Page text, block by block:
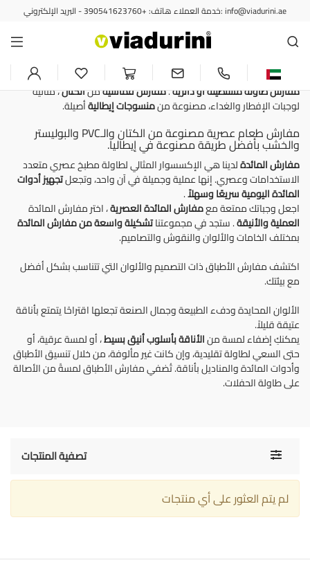
خدمة العملاء هاتف: +390541623760 - البريد الإلكتروني: info@viadurini.ae
مفارش المائدة والمطبخ
مفارش طعام أنيقة من الكتان
الإيطالي لطاولة الطعام
مفارش طاولةمستطيلة أو دائرية.مفارش قماشيةمنالكتان، مثالية
لوجبات الإفطار والغداء، مصنوعة منمنسوجات إيطاليةأصيلة.
مفارش طعام عصرية مصنوعة من الكتان والـPVC والبوليستر
والخشب بأفضل طريقة مصنوعة في إيطاليا.
مفارش المائدةلدينا هي الإكسسوار المثالي لطاولة مطبخ عصري متعدد
الاستخدامات وعصري. إنها عملية وجميلة في آن واحد، وتجعلتجهيز أدوات
المائدة اليومية سريعًا وسهلاً.
اجعل وجباتك ممتعة معمفارش المائدة العصرية، اختر مفارش المائدة
العملية والأنيقة. ستجد في مجموعتناتشكيلة واسعة من مفارش المائدة
بمختلف الخامات والألوان والنقوش والتصاميم.
اكتشف مفارش الأطباق ذات التصميم والألوان التي تتناسب بشكل أفضل
مع بيئتك.
الألوان المحايدة ودفء الطبيعة وجمال الصنعة تجعلها اقتراحًا يتمتع بأناقة
عتيقة قليلاً.
يمكنكِ إضفاء لمسة منالأناقة بأسلوب أنيق بسيط، أو لمسة عرقية، أو
حتى السعي لطاولة تقليدية، وإن كانت غير مألوفة، من خلال تنسيق الأطباق
وأدوات المائدة والمناديل بأناقة. تُضفي مفارش الأطباق لمسةً من الأصالة
على طاولة الحفلات.
Toggle تصفية المنتجات
لم يتم العثور على أي منتجات